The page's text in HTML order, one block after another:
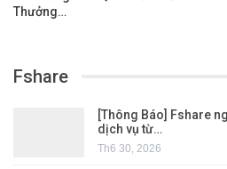
Thưởng…
Fshare
[Thông Báo] Fshare
dịch vụ từ…
Th6 30, 2026